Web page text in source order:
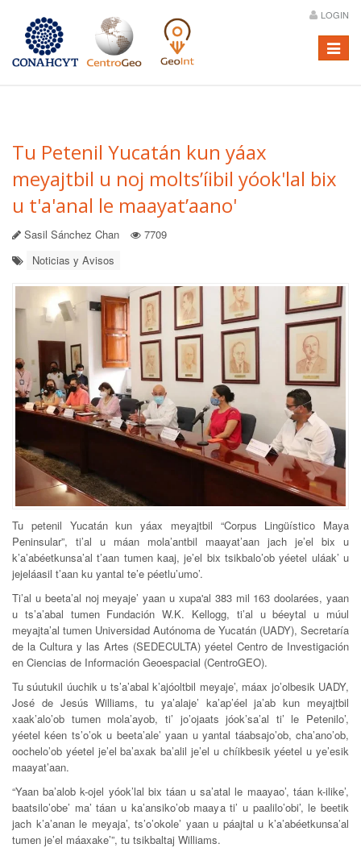
LOGIN
Menú
Tu Petenil Yucatán kun yáax
meyajtbil u noj molts’íibil yóok'lal bix
u t'a'anal le maayat’aano'
Sasil Sánchez Chan
7709
Noticias y Avisos
Tu petenil Yucatán kun yáax meyajtbil “Corpus Lingüístico Maya
Peninsular”, ti’al u máan mola’antbil maayat’aan jach je’el bix u
k’a’abéetkunsa’al t’aan tumen kaaj, je’el bix tsikbalo’ob yéetel uláak’ u
jejeláasil t’aan ku yantal te’e péetlu’umo’.
Ti’al u beeta’al noj meyaje’ yaan u xupa'al 383 mil 163 doolarées, yaan
u ts’a’abal tumen Fundación W.K. Kellogg, ti’al u béeytal u múul
meyajta’al tumen Universidad Autónoma de Yucatán (UADY), Secretaría
de la Cultura y las Artes (SEDECULTA) yéetel Centro de Investigación
en Ciencias de Información Geoespacial (CentroGEO).
Tu súutukil úuchik u ts’a’abal k’ajóoltbil meyaje’, máax jo’olbesik UADY,
José de Jesús Williams, tu ya’alaje’ ka’ap’éel ja’ab kun meyajtbil
xaak’alo’ob tumen mola’ayob, ti’ jo’ojaats jóok’sa’al ti’ le Petenilo’,
yéetel kéen ts’o’ok u beeta’ale’ yaan u yantal táabsajo’ob, cha’ano’ob,
oochelo’ob yéetel je’el ba’axak ba’alil je’el u chíikbesik yéetel u ye’esik
maayat’aan.
“Yaan ba’alob k-ojel yóok’lal bix táan u sa’atal le maayao’, táan k-ilike’,
baatsilo’obe’ ma’ táan u ka’ansiko’ob maaya ti’ u paalilo’obi’, le beetik
jach k’a’anan le meyaja’, ts’o’okole’ yaan u páajtal u k’a’abéetkunsa’al
tumen je’el máaxake’”, tu tsikbaltaj Williams.